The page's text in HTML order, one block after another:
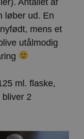
løber ud. En
mens et
utålmodig
ml. flaske,
2